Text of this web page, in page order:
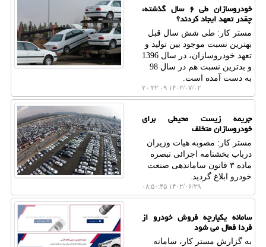
خودروسازان طی ۶ سال گذشته،
چقدر تعهد ایجاد کردند؟
مستر کار: طی شش سال قبل
بهترین نسبت موجود بین تولید و
تعهد خودروسازان، در سال 1396
و بدترین نسبت هم در سال 98
به دست آمده است.
۱۴۰۲/۰۷/۰۲ ۲۰:۳۲:۰۹
جریمه زیست محیطی برای
خودروسازان متخلف
مستر کار: مصوبه هیات وزیران
درباب بخشنامه اجرائی تبصره
ماده ۳ قانون ساماندهی صنعت
خودرو ابلاغ گردید.
۱۴۰۲/۰۶/۲۹ ۰۸:۵۰:۴۵
سامانه یکپارچه فروش خودرو از
فردا فعال می شود
به گزارش مستر کار، سامانه